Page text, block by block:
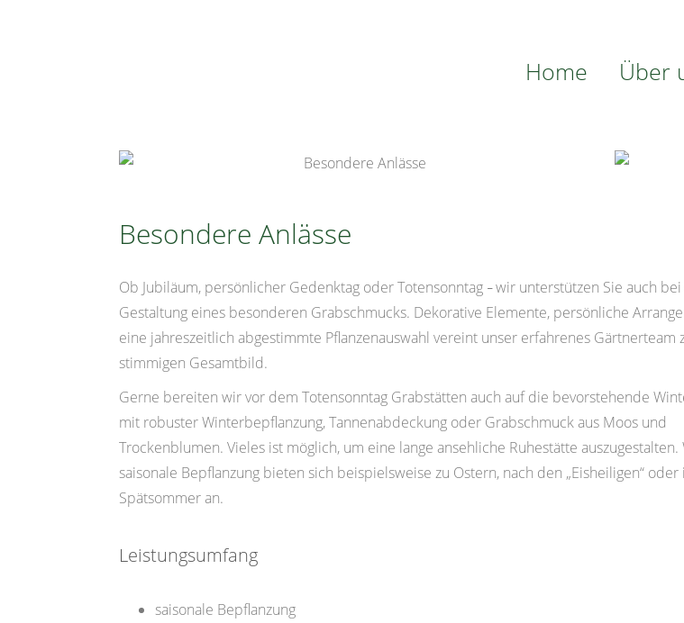
Home Über
Besondere Anlässe
Ob Jubiläum, persönlicher Gedenktag oder Totensonntag – wir unterstützen Sie auch
Gestaltung eines besonderen Grabschmucks. Dekorative Elemente, persönliche
eine jahreszeitlich abgestimmte Pflanzenauswahl vereint unser erfahrenes Gärtnerteam
stimmigen Gesamtbild.
Gerne bereiten wir vor dem Totensonntag Grabstätten auch auf die bevorstehende
mit robuster Winterbepflanzung, Tannenabdeckung oder Grabschmuck aus Moos und
Trockenblumen. Vieles ist möglich, um eine lange ansehliche Ruhestätte auszugestalten.
saisonale Bepflanzung bieten sich beispielsweise zu Ostern, nach den „Eisheiligen“ oder
Spätsommer an.
Leistungsumfang
saisonale Bepflanzung